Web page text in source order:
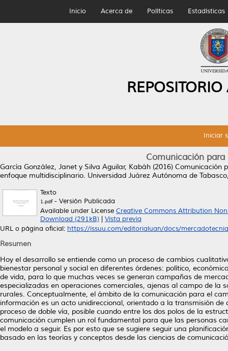
Inicio Acerca de Políticas Estadísticas
Iniciar
Comunicación
García González, Janet y Silva Aguilar, Kabáh (2016) Comunicación
enfoque multidisciplinario. Universidad Juárez Autónoma de
Texto
1.pdf- Versión Publicada
Available under License Creative Commons Attribution
Download (291kB)
Vista previa
URL o página oficial: https://issuu.com/editorialuan/docs/
Resumen
Hoy el desarrollo se entiende como un proceso de cambios
bienestar personal y social en diferentes órdenes: político,
de vida, para lo que muchas veces se generan campañas de
especializadas en operaciones comerciales, ajenas al campo de la
rurales. Conceptualmente, el ámbito de la comunicación para el
información es un acto unidireccional, orientado a la transmisión
proceso de doble vía, posible cuando entre los dos polos de la
comunicación cumplen un rol fundamental para que las personas
el modelo a seguir. Es por esto que se sugiere seguir una
basado en las teorías y conceptos desde las ciencias de